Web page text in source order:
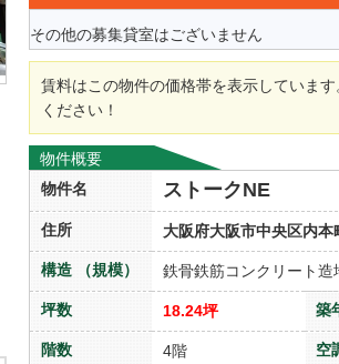
その他の募集貸室はございません
賃料はこの物件の価格帯を表示していま
ください！
物件概要
物件名
ストークNE
住所 大阪府大阪市中央区内
構造 （規模） 鉄骨鉄筋コンクリート造
坪数 18.24坪 築
階数 4階 空